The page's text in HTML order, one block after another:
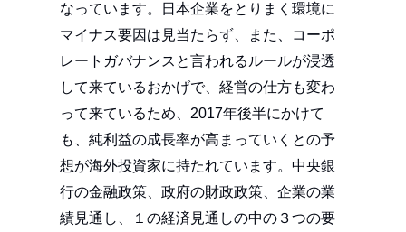
なっています。日本企業をとりまく環境に
マイナス要因は見当たらず、また、コーポ
レートガバナンスと言われるルールが浸透
して来ているおかげで、経営の仕方も変わ
って来ているため、2017年後半にかけて
も、純利益の成長率が高まっていくとの予
想が海外投資家に持たれています。中央銀
行の金融政策、政府の財政政策、企業の業
績見通し、１の経済見通しの中の３つの要